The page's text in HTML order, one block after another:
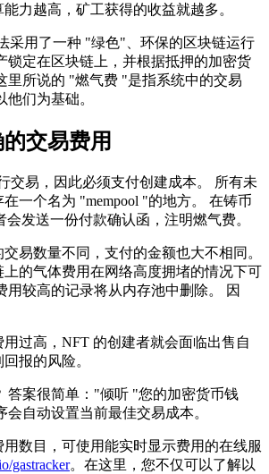
力越高，矿工获得的收益就越多。
采用了一种 "绿色"、环保的区块链运行
锁定在区块链上，并根据抵押的加密货
里所说的 "燃气费 "是指系统中的交易
们为基础。
交易费用
交易，因此必须支付创建成本。 所有未
一个名为 "mempool "的地方。 在铸币
发送一份付款确认函，注明燃气费。
易数量不同，支付的金额也大不相同。
的气体费用在网络高度拥堵的情况下可
用较高的记录将从内存池中删除。 因
过高，NFT 的创建者就会面临出售自
报的风险。
答案很简单："倾听 "您的加密货币钱
自动设置当前最佳交易成本。
数目，可使用能实时显示费用的在线服
gastracker。在这里，您不仅可以了解以